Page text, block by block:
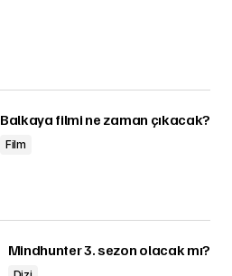
Balkaya filmi ne zaman çıkacak?
Film
Mindhunter 3. sezon olacak mı?